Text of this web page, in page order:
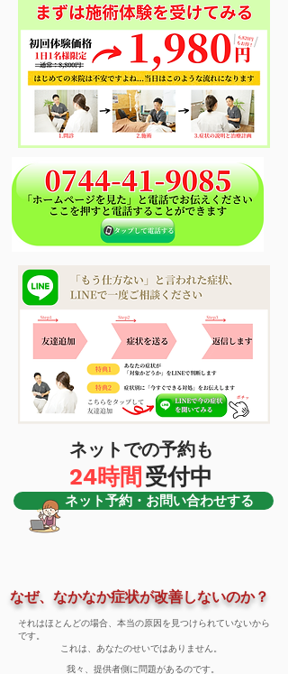
​ネットでの予約も
24時間 ​受付中
ネット予約・お問い合わせする
なぜ、なかなか症状が改善しないのか？
それはほとんどの場合、本当の原因を見つけられていないから
です。
​これは、あなたのせいではありません。
我々、提供者側に問題があるのです。